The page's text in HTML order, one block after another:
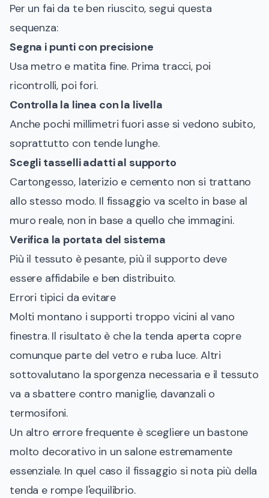
Per un fai da te ben riuscito, segui questa
sequenza:
Segna i punti con precisione
Usa metro e matita fine. Prima tracci, poi
ricontrolli, poi fori.
Controlla la linea con la livella
Anche pochi millimetri fuori asse si vedono subito,
soprattutto con tende lunghe.
Scegli tasselli adatti al supporto
Cartongesso, laterizio e cemento non si trattano
allo stesso modo. Il fissaggio va scelto in base al
muro reale, non in base a quello che immagini.
Verifica la portata del sistema
Più il tessuto è pesante, più il supporto deve
essere affidabile e ben distribuito.
Errori tipici da evitare
Molti montano i supporti troppo vicini al vano
finestra. Il risultato è che la tenda aperta copre
comunque parte del vetro e ruba luce. Altri
sottovalutano la sporgenza necessaria e il tessuto
va a sbattere contro maniglie, davanzali o
termosifoni.
Un altro errore frequente è scegliere un bastone
molto decorativo in un salone estremamente
essenziale. In quel caso il fissaggio si nota più della
tenda e rompe l'equilibrio.